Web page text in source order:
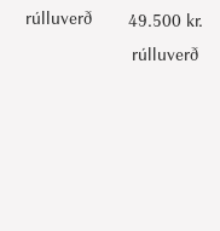
rúlluverð
49.500 kr.
rúlluverð